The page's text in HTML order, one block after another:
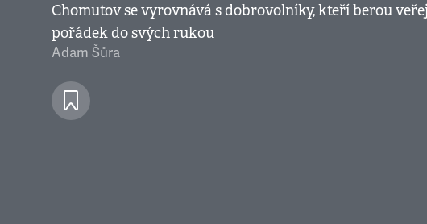
Chomutov se vyrovnává s dobrovolníky, kteří berou
pořádek do svých rukou
Adam Šůra